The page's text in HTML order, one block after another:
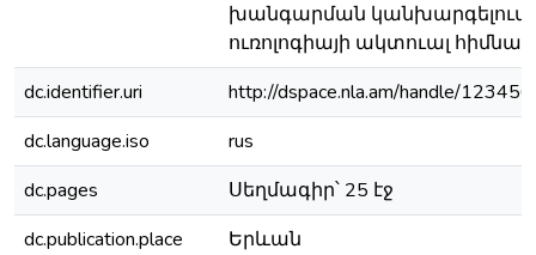
խանգարման
ուռոլոգիայի ակտուալ
dc.identifier.uri
http://dspace.nla.am/handle/
dc.language.iso
rus
dc.pages
Սեղմագիր՝ 25 էջ
dc.publication.place
Երևան